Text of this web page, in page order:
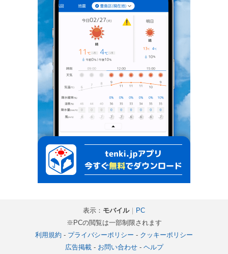
表示： モバイル｜ PC
※PCの閲覧は一部制限されます
利用規約 - プライバシーポリシー - クッキーポリシー
広告掲載- お問い合わせ- ヘルプ